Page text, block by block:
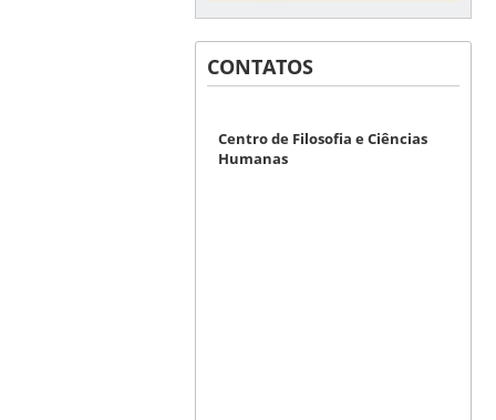
CONTATOS
Centro de Filosofia e Ciências
Humanas